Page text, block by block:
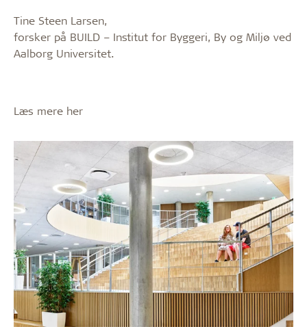
Tine Steen Larsen,
forsker på BUILD – Institut for Byggeri, By og Miljø ved
Aalborg Universitet.
Læs mere her